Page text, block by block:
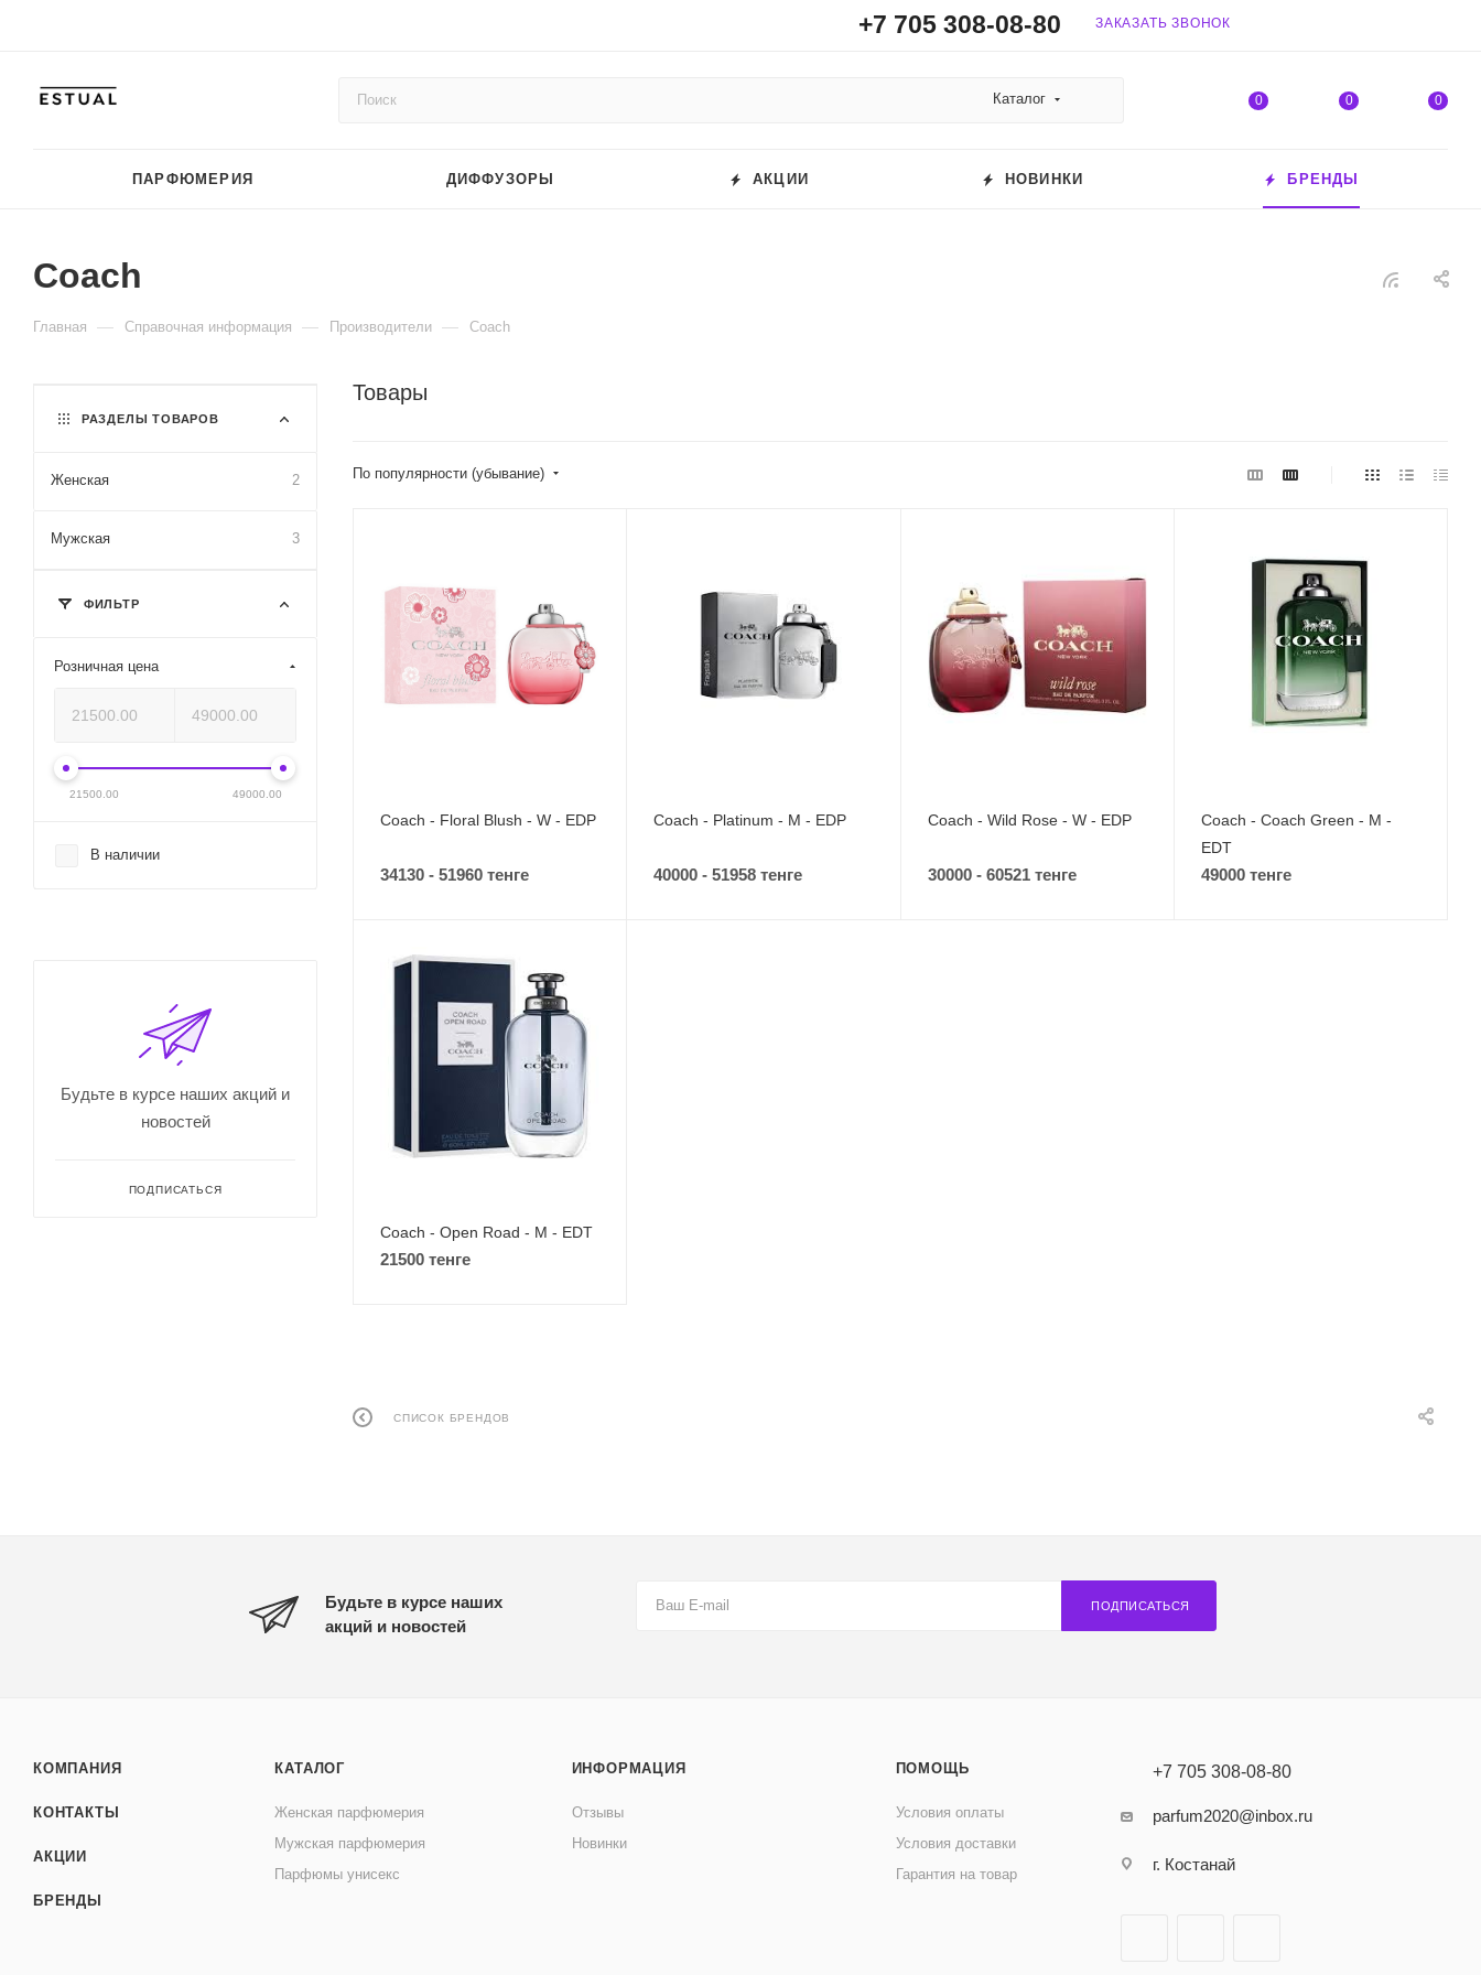
+7 705 308-08-80 ЗАКАЗАТЬ ЗВОНОК
Каталог 0 0 0
ПАРФЮМЕРИЯ ДИФФУЗОРЫ АКЦИИ НОВИНКИ БРЕНДЫ
Coach
Главная — Справочная информация — Производители — Coach
Товары
По популярности (убывание)
Coach - Floral Blush - W - EDP
34130 - 51960 тенге
Coach - Platinum - M - EDP
40000 - 51958 тенге
Coach - Wild Rose - W - EDP
30000 - 60521 тенге
Coach - Coach Green - M -
EDT
49000 тенге
Coach - Open Road - M - EDT
21500 тенге
СПИСОК БРЕНДОВ
РАЗДЕЛЫ ТОВАРОВ
Женская 2
Мужская 3
ФИЛЬТР
Розничная цена
21500.00 49000.00
В наличии
Будьте в курсе наших акций и
новостей
ПОДПИСАТЬСЯ
Будьте в курсе наших
акций и новостей
ПОДПИСАТЬСЯ
КОМПАНИЯ
КОНТАКТЫ
АКЦИИ
БРЕНДЫ
КАТАЛОГ
Женская парфюмерия
Мужская парфюмерия
Парфюмы унисекс
ИНФОРМАЦИЯ
Отзывы
Новинки
ПОМОЩЬ
Условия оплаты
Условия доставки
Гарантия на товар
+7 705 308-08-80
parfum2020@inbox.ru
г. Костанай